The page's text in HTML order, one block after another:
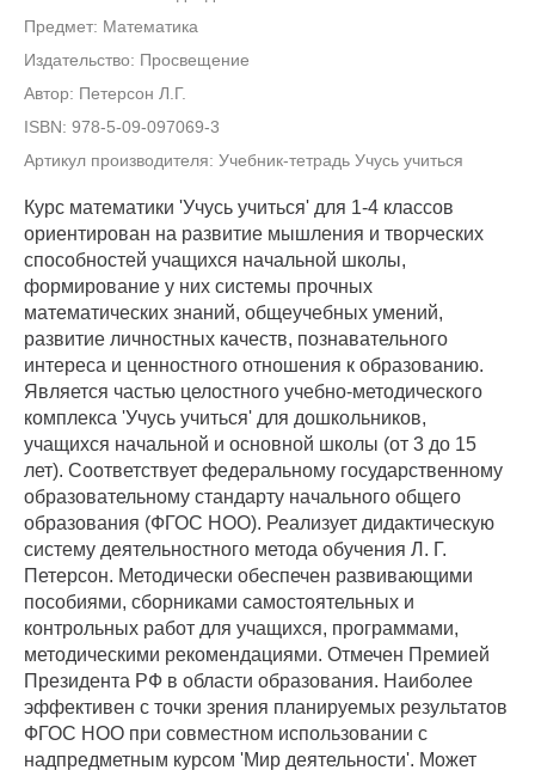
Предмет: Математика
Издательство: Просвещение
Автор: Петерсон Л.Г.
ISBN: 978-5-09-097069-3
Артикул производителя: Учебник-тетрадь Учусь учиться
Курс математики 'Учусь учиться' для 1-4 классов
ориентирован на развитие мышления и творческих
способностей учащихся начальной школы,
формирование у них системы прочных
математических знаний, общеучебных умений,
развитие личностных качеств, познавательного
интереса и ценностного отношения к образованию.
Является частью целостного учебно-методического
комплекса 'Учусь учиться' для дошкольников,
учащихся начальной и основной школы (от 3 до 15
лет). Соответствует федеральному государственному
образовательному стандарту начального общего
образования (ФГОС НОО). Реализует дидактическую
систему деятельностного метода обучения Л. Г.
Петерсон. Методически обеспечен развивающими
пособиями, сборниками самостоятельных и
контрольных работ для учащихся, программами,
методическими рекомендациями. Отмечен Премией
Президента РФ в области образования. Наиболее
эффективен с точки зрения планируемых результатов
ФГОС НОО при совместном использовании с
надпредметным курсом 'Мир деятельности'. Может